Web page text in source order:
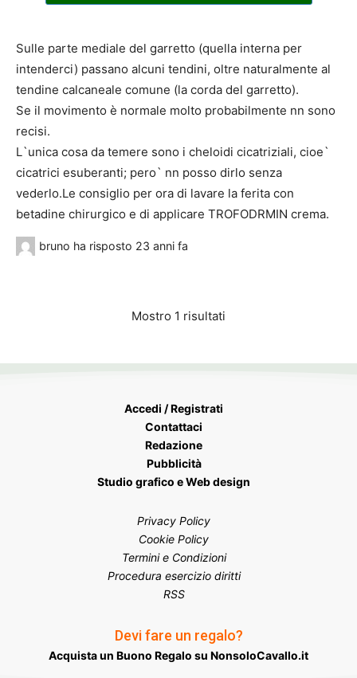
Sulle parte mediale del garretto (quella interna per
intenderci) passano alcuni tendini, oltre naturalmente al
tendine calcaneale comune (la corda del garretto).
Se il movimento è normale molto probabilmente nn sono
recisi.
L`unica cosa da temere sono i cheloidi cicatriziali, cioe`
cicatrici esuberanti; pero` nn posso dirlo senza
vederlo.Le consiglio per ora di lavare la ferita con
betadine chirurgico e di applicare TROFODRMIN crema.
bruno ha risposto 23 anni fa
Mostro 1 risultati
Accedi / Registrati
Contattaci
Redazione
Pubblicità
Studio grafico e Web design
Privacy Policy
Cookie Policy
Termini e Condizioni
Procedura esercizio diritti
RSS
Devi fare un regalo?
Acquista un Buono Regalo su NonsoloCavallo.it